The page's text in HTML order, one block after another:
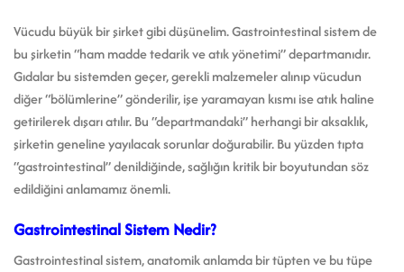
Vücudu büyük bir şirket gibi düşünelim. Gastrointestinal sistem de
bu şirketin “ham madde tedarik ve atık yönetimi” departmanıdır.
Gıdalar bu sistemden geçer, gerekli malzemeler alınıp vücudun
diğer “bölümlerine” gönderilir, işe yaramayan kısmı ise atık haline
getirilerek dışarı atılır. Bu “departmandaki” herhangi bir aksaklık,
şirketin geneline yayılacak sorunlar doğurabilir. Bu yüzden tıpta
“gastrointestinal” denildiğinde, sağlığın kritik bir boyutundan söz
edildiğini anlamamız önemli.
Gastrointestinal Sistem Nedir?
Gastrointestinal sistem, anatomik anlamda bir tüpten ve bu tüpe